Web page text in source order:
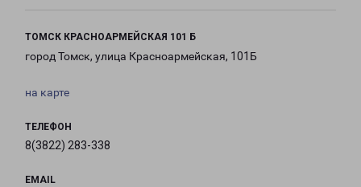
ТОМСК КРАСНОАРМЕЙСКАЯ 101 Б
город Томск, улица Красноармейская, 101Б
на карте
ТЕЛЕФОН
8(3822) 283-338
EMAIL